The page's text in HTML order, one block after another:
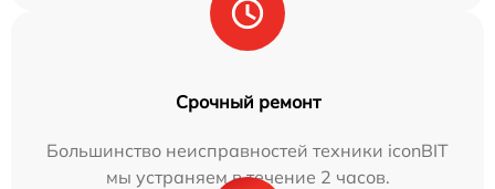
Срочный ремонт
Большинство неисправностей техники iconBIT
мы устраняем в течение 2 часов.